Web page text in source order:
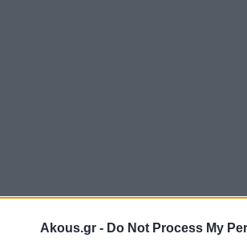
Akous.gr - Do Not Process My